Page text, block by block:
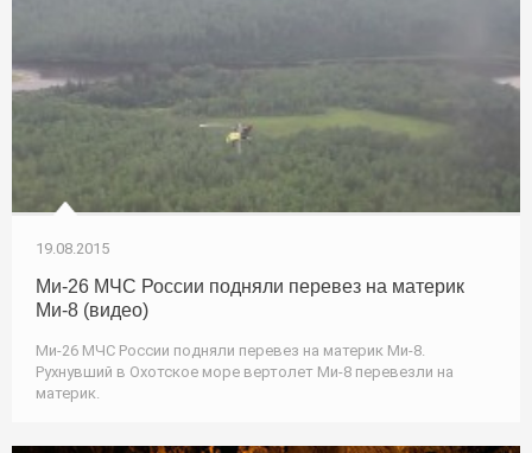
19.08.2015
Ми-26 МЧС России подняли перевез на материк
Ми-8 (видео)
Ми-26 МЧС России подняли перевез на материк Ми-8.
Рухнувший в Охотское море вертолет Ми-8 перевезли на
материк.